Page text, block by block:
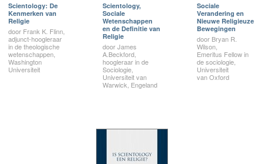
Scientology: De
Kenmerken van
Religie
door Frank K. Flinn,
adjunct-hoogleraar
in de theologische
wetenschappen,
Washington
Universiteit
Scientology,
Sociale
Wetenschappen
en de Definitie van
Religie
door James
A.Beckford,
hoogleraar in de
Sociologie,
Universiteit van
Warwick, Engeland
Sociale
Verandering en
Nieuwe Religieuze
Bewegingen
door Bryan R.
Wilson,
Emeritus Fellow in
de sociologie,
Universiteit
van Oxford